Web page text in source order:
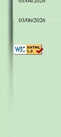
03/06/2026